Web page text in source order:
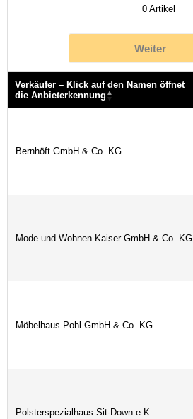
0 Artikel
Weiter
Verkäufer – Klick auf den Namen öffnet
die Anbieterkennung
Bernhöft GmbH & Co. KG
Mode und Wohnen Kaiser GmbH & Co. KG
Möbelhaus Pohl GmbH & Co. KG
Polsterspezialhaus Sit-Down e.K.